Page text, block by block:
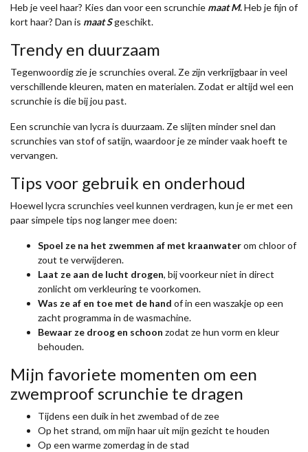
Heb je veel haar? Kies dan voor een scrunchie maat M.Heb je fijn of
kort haar? Dan is maat Sgeschikt.
Trendy en duurzaam
Tegenwoordig zie je scrunchies overal. Ze zijn verkrijgbaar in veel
verschillende kleuren, maten en materialen. Zodat er altijd wel een
scrunchie is die bij jou past.
Een scrunchie van lycra is duurzaam. Ze slijten minder snel dan
scrunchies van stof of satijn, waardoor je ze minder vaak hoeft te
vervangen.
Tips voor gebruik en onderhoud
Hoewel lycra scrunchies veel kunnen verdragen, kun je er met een
paar simpele tips nog langer mee doen:
Spoel ze na het zwemmen af met kraanwaterom chloor of
zout te verwijderen.
Laat ze aan de lucht drogen, bij voorkeur niet in direct
zonlicht om verkleuring te voorkomen.
Was ze af en toe met de hand of in een waszakje op een
zacht programma in de wasmachine.
Bewaar ze droog en schoon zodat ze hun vorm en kleur
behouden.
Mijn favoriete momenten om een
zwemproof scrunchie te dragen
Tijdens een duik in het zwembad of de zee
Op het strand, om mijn haar uit mijn gezicht te houden
Op een warme zomerdag in de stad